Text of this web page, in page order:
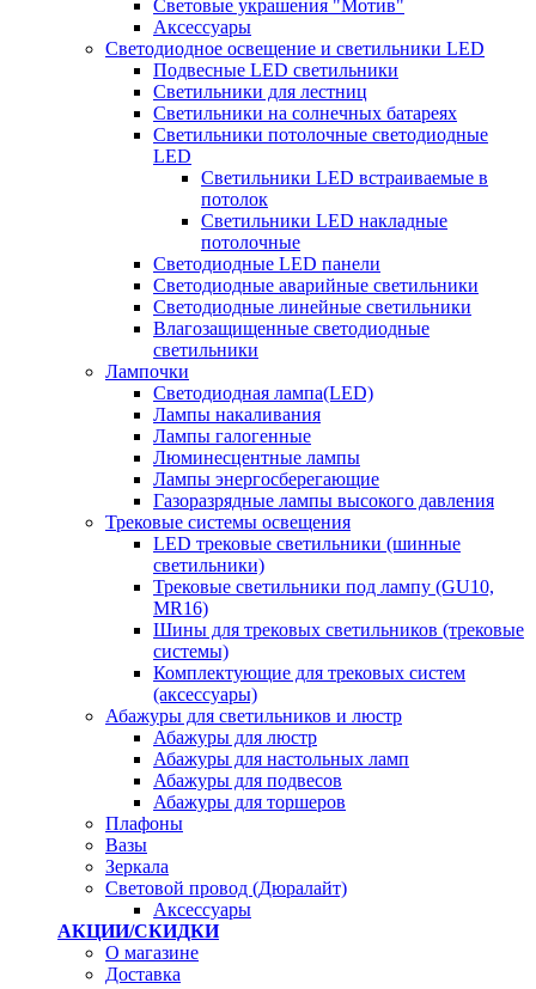
Световые украшения "Мотив"
Аксессуары
Светодиодное освещение и светильники LED
Подвесные LED светильники
Светильники для лестниц
Светильники на солнечных батареях
Светильники потолочные светодиодные
LED
Cветильники LED встраиваемые в
потолок
Светильники LED накладные
потолочные
Светодиодные LED панели
Светодиодные аварийные светильники
Светодиодные линейные светильники
Влагозащищенные светодиодные
светильники
Лампочки
Светодиодная лампа(LED)
Лампы накаливания
Лампы галогенные
Люминесцентные лампы
Лампы энергосберегающие
Газоразрядные лампы высокого давления
Трековые системы освещения
LED трековые светильники (шинные
светильники)
Трековые светильники под лампу (GU10,
MR16)
Шины для трековых светильников (трековые
системы)
Комплектующие для трековых систем
(аксессуары)
Абажуры для светильников и люстр
Абажуры для люстр
Абажуры для настольных ламп
Абажуры для подвесов
Абажуры для торшеров
Плафоны
Вазы
Зеркала
Световой провод (Дюралайт)
Аксессуары
АКЦИИ/СКИДКИ
О магазине
Доставка